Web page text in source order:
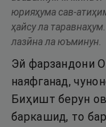
юрияҳума сав-
ҳайсу ла
лазӣна ла юъминун.
Эй фарзандони
наяфганад,
Биҳишт берун
баркашид, то